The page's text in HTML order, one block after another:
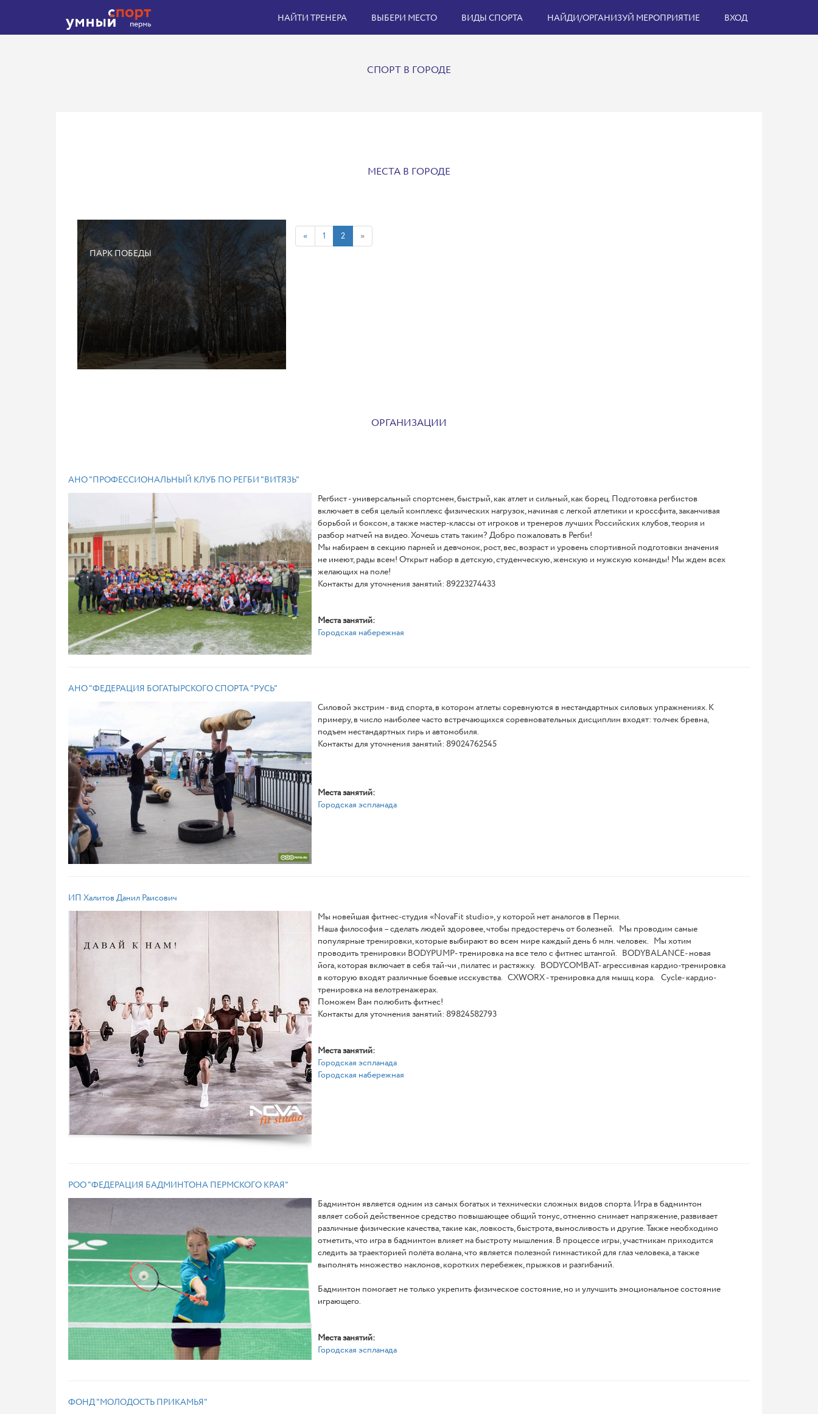
НАЙТИ ТРЕНЕРА ВЫБЕРИ МЕСТО ВИДЫ СПОРТА НАЙДИ/ОРГАНИЗУЙ МЕРОПРИЯТИЕ ВХОД
СПОРТ В ГОРОДЕ
МЕСТА В ГОРОДЕ
ПАРК ПОБЕДЫ
« 1 2 »
ОРГАНИЗАЦИИ
АНО "ПРОФЕССИОНАЛЬНЫЙ КЛУБ ПО РЕГБИ "ВИТЯЗЬ"
Регбист - универсальный спортсмен, быстрый, как атлет и сильный, как борец. Подготовка регбистов
включает в себя целый комплекс физических нагрузок, начиная с легкой атлетики и кроссфита, заканчивая
борьбой и боксом, а также мастер-классы от игроков и тренеров лучших Российских клубов, теория и
разбор матчей на видео. Хочешь стать таким? Добро пожаловать в Регби!
Мы набираем в секцию парней и девчонок, рост, вес, возраст и уровень спортивной подготовки значения
не имеют, рады всем! Открыт набор в детскую, студенческую, женскую и мужскую команды! Мы ждем всех
желающих на поле!
Контакты для уточнения занятий: 89223274433
Места занятий:
Городская набережная
АНО "ФЕДЕРАЦИЯ БОГАТЫРСКОГО СПОРТА "РУСЬ"
Силовой экстрим - вид спорта, в котором атлеты соревнуются в нестандартных силовых упражнениях. К
примеру, в число наиболее часто встречающихся соревновательных дисциплин входят: толчек бревна,
подъем нестандартных гирь и автомобиля.
Контакты для уточнения занятий: 89024762545
Места занятий:
Городская эспланада
ИП Халитов Данил Раисович
Мы новейшая фитнес-студия «NovaFit studio», у которой нет аналогов в Перми.
Наша философия – сделать людей здоровее, чтобы предостеречь от болезней. Мы проводим самые
популярные тренировки, которые выбирают во всем мире каждый день 6 млн. человек. Мы хотим
проводить тренировки BODYPUMP- тренировка на все тело с фитнес штангой. BODYBALANCE- новая
йога, которая включает в себя тай-чи , пилатес и растяжку. BODYCOMBAT- агрессивная кардио-тренировка
в которую входят различные боевые исскувства. CXWORX - тренировка для мышц кора. Cycle- кардио-
тренировка на велотренажерах.
Поможем Вам полюбить фитнес!
Контакты для уточнения занятий: 89824582793
Места занятий:
Городская эспланада
Городская набережная
РОО "ФЕДЕРАЦИЯ БАДМИНТОНА ПЕРМСКОГО КРАЯ"
Бадминтон является одним из самых богатых и технически сложных видов спорта. Игра в бадминтон
являет собой действенное средство повышающее общий тонус, отменно снимает напряжение, развивает
различные физические качества, такие как, ловкость, быстрота, выносливость и другие. Также необходимо
отметить, что игра в бадминтон влияет на быстроту мышления. В процессе игры, участникам приходится
следить за траекторией полёта волана, что является полезной гимнастикой для глаз человека, а также
выполнять множество наклонов, коротких перебежек, прыжков и разгибаний.
Бадминтон помогает не только укрепить физическое состояние, но и улучшить эмоциональное состояние
играющего.
Места занятий:
Городская эспланада
ФОНД "МОЛОДОСТЬ ПРИКАМЬЯ"